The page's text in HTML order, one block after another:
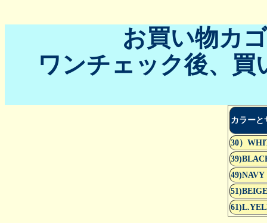
お買い物カ
ワンチェック後、
カラーと
30）
49)NAVY
51)BEIGE